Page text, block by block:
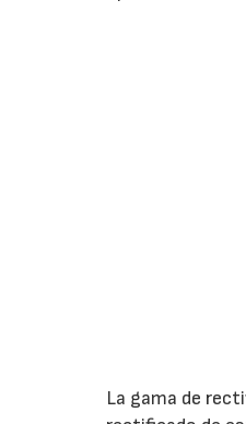
La gama de